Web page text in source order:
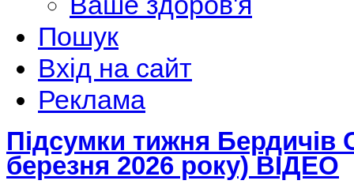
Пошук
Вхід на сайт
Реклама
Підсумки тижня Бердичів
березня 2026 року) ВІДЕО